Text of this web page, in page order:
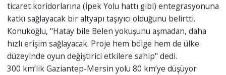
ticaret koridorlarına (İpek Yolu hattı gibi) entegrasyonuna
katkı sağlayacak bir altyapı taşıyıcı olduğunu belirtti.
Konukoğlu, "Hatay bile Belen yokuşunu aşmadan, daha
hızlı erişim sağlayacak. Proje hem bölge hem de ülke
düzeyinde oyun değiştirici etkilere sahip" dedi.
300 km’lik Gaziantep-Mersin yolu 80 km’ye düşüyor